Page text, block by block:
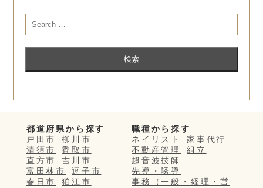
都道府県から探す
戸田市
柳川市
清須市
香取市
直方市
吉川市
富田林市
逗子市
春日市
狛江市
職種から探す
ネイリスト
家事代行
不動産管理
組立
超音波技師
先導・誘導
事務（一般・経理・営